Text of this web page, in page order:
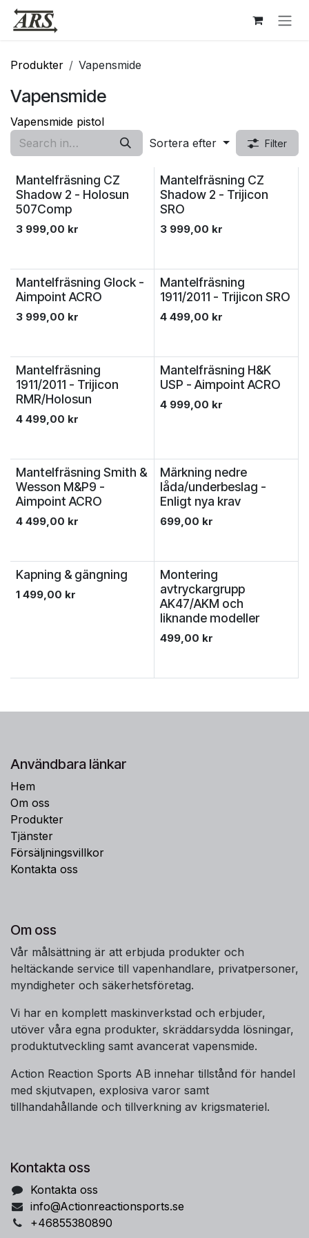
Hoppa till innehåll
Produkter Vapensmide
Vapensmide
Vapensmide pistol
Sortera efter
Filter
Mantelfräsning CZ
Shadow 2 - Holosun
507Comp
3 999,00 kr
Mantelfräsning CZ
Shadow 2 - Trijicon
SRO
3 999,00 kr
Mantelfräsning Glock -
Aimpoint ACRO
3 999,00 kr
Mantelfräsning
1911/2011 - Trijicon SRO
4 499,00 kr
Mantelfräsning
1911/2011 - Trijicon
RMR/Holosun
4 499,00 kr
Mantelfräsning H&K
USP - Aimpoint ACRO
4 999,00 kr
Mantelfräsning Smith &
Wesson M&P9 -
Aimpoint ACRO
4 499,00 kr
Märkning nedre
låda/underbeslag -
Enligt nya krav
699,00 kr
Kapning & gängning
1 499,00 kr
Montering
avtryckargrupp
AK47/AKM och
liknande modeller
499,00 kr
Användbara länkar
Hem
Om oss
Produkter
Tjänster
Försäljningsvillkor
Kontakta oss
Om oss
Vår målsättning är att erbjuda produkter och
heltäckande service till vapenhandlare, privatpersoner,
myndigheter och säkerhetsföretag.
Vi har en komplett maskinverkstad och erbjuder,
utöver våra egna produkter, skräddarsydda lösningar,
produktutveckling samt avancerat vapensmide.
Action Reaction Sports AB innehar tillstånd för handel
med skjutvapen, explosiva varor samt
tillhandahållande och tillverkning av krigsmateriel.
Kontakta oss
Kontakta oss
info@Actionreactionsports.se
+46855380890